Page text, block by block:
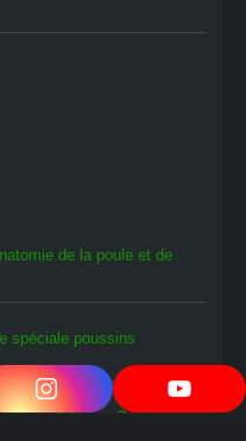
de la poule et de
spéciale poussins
en détresse ?